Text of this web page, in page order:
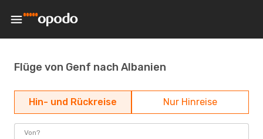
Flüge von Genf nach Albanien
Hin- und Rückreise Nur Hinreise
Von?